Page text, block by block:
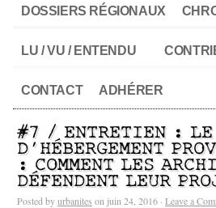
DOSSIERS RÉGIONAUX
LU / VU / ENTENDU
CONTACT ADHÉRER
#7 / ENTRETIEN : LE
D’HÉBERGEMENT
: COMMENT LES
DÉFENDENT LEUR
Posted byurbanites on juin 24, 2016 · Leave a